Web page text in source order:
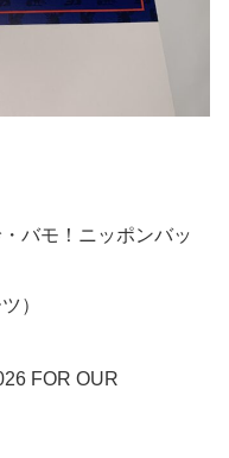
バモ！ニッポンバッ
）
FOR OUR